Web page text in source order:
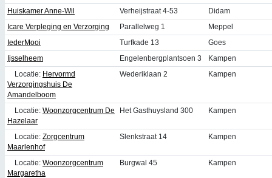
Huiskamer Anne-Wil
Verheijstraat 4-53
Didam
Icare Verpleging en Verzorging
Parallelweg 1
Meppel
IederMooi
Turfkade 13
Goes
Ijsselheem
Engelenbergplantsoen 3
Kampen
Locatie: Hervormd
Verzorgingshuis De
Amandelboom
Wederiklaan 2 Kampen
Locatie: Woonzorgcentrum De
Hazelaar
Het Gasthuysland 300 Kampen
Locatie: Zorgcentrum
Maarlenhof
Slenkstraat 14 Kampen
Locatie: Woonzorgcentrum
Margaretha
Burgwal 45 Kampen